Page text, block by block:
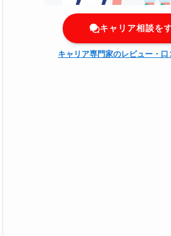
キャリア相談を
キャリア専門家のレビュー・口